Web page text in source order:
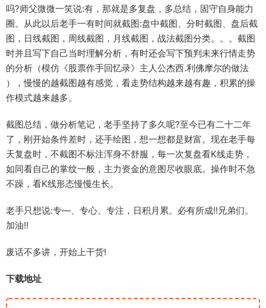
吗?师父微微一笑说:有，那就是多复盘，多总结，固守自身能力
圈。从此以后老手一有时间就截图:盘中截图、分时截图、盘后截
图，日线截图，周线截图，月线截图，战法截图分类。。。截图
时并且写下自己当时理解分析，有时还会写下预判未来行情走势
的分析（模仿《股票作手回忆录》主人公杰西.利佛摩尔的做法
），慢慢的越截图越有感觉，看走势结构越来越有趣，积累的操
作模式越来越多。
截图总结，做分析笔记，老手坚持了多久呢?至今已有二十二年
了，刚开始条件差时，还手绘图，想一想都是财富。现在老手每
天复盘时，不截图不标注浑身不舒服，每一次复盘看K线走势，
如同看自己的掌纹一般，主力资金的意图尽收眼底。操作时不急
不躁，看K线形态慢慢生长。
老手只想说:专—、专心、专注，日积月累。必有所成!!兄弟们。
加油!!
废话不多讲，开始上干货!
下载地址